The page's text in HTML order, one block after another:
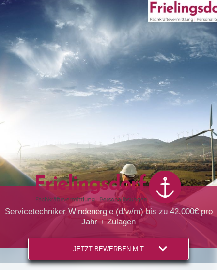
Servicetechniker Windenergie (d/w/m) bis zu 42.000€ pro
Jahr + Zulagen
JETZT BEWERBEN MIT